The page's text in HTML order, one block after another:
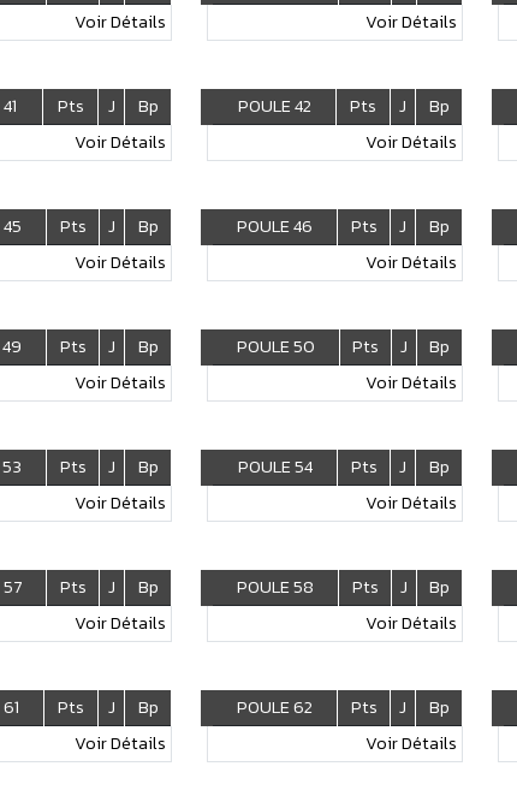
Voir Détails
Voir Détails
Pts J
Bp
Voir Détails
POULE 42 Pts J
Bp
Voir Détails
Pts J
Bp
Voir Détails
POULE 46 Pts J
Bp
Voir Détails
Pts J
Bp
Voir Détails
POULE 50 Pts J
Bp
Voir Détails
Pts J
Bp
Voir Détails
POULE 54 Pts J
Bp
Voir Détails
Pts J
Bp
Voir Détails
POULE 58 Pts J
Bp
Voir Détails
Pts J
Bp
Voir Détails
POULE 62 Pts J
Bp
Voir Détails